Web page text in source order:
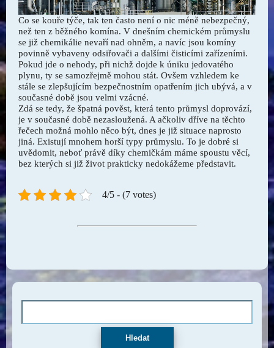
Co se kouře týče, tak ten často není o nic méně nebezpečný,
než ten z běžného komína. V dnešním chemickém průmyslu
se již chemikálie nevaří nad ohněm, a navíc jsou komíny
povinně vybaveny odsiřovači a dalšími čisticími zařízeními.
Pokud jde o nehody, při nichž dojde k úniku jedovatého
plynu, ty se samozřejmě mohou stát. Ovšem vzhledem ke
stále se zlepšujícím bezpečnostním opatřením jich ubývá, a v
současné době jsou velmi vzácné.
Zdá se tedy, že špatná pověst, která tento průmysl doprovází,
je v současné době nezasloužená. A ačkoliv dříve na těchto
řečech možná mohlo něco být, dnes je již situace naprosto
jiná. Existují mnohem horší typy průmyslu. To je dobré si
uvědomit, neboť právě díky chemičkám máme spoustu věcí,
bez kterých si již život prakticky nedokážeme představit.
4/5 - (7 votes)
Hledat